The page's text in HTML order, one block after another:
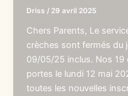
Driss / 29 avril 2025
Chers Parents, Le
crèches sont fermés du
09/05/25 inclus. Nos 19
portes le lundi 12 mai
toutes les nouvelles